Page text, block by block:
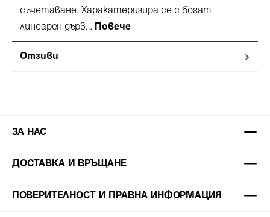
съчетаване. Харакатеризира се с богат
линеарен дърв… Повече
Отзиви
ЗА НАС
ДОСТАВКА И ВРЪЩАНЕ
ПОВЕРИТЕЛНОСТ И ПРАВНА ИНФОРМАЦИЯ